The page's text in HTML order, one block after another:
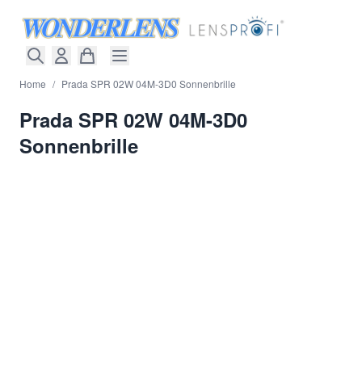
Home / Prada SPR 02W 04M-3D0 Sonnenbrille
Prada SPR 02W 04M-3D0
Sonnenbrille